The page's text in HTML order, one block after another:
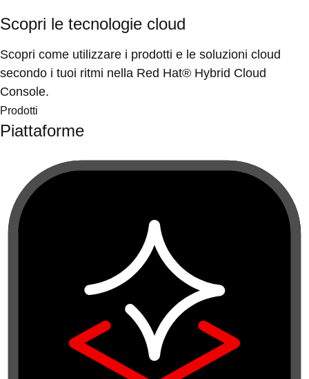
Scopri le tecnologie cloud
Scopri come utilizzare i prodotti e le soluzioni cloud
secondo i tuoi ritmi nella Red Hat® Hybrid Cloud
Console.
Prodotti
Piattaforme